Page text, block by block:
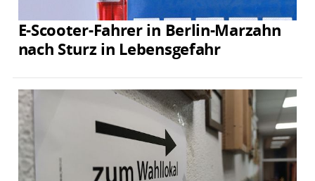
E-Scooter-Fahrer in Berlin-Marzahn
nach Sturz in Lebensgefahr